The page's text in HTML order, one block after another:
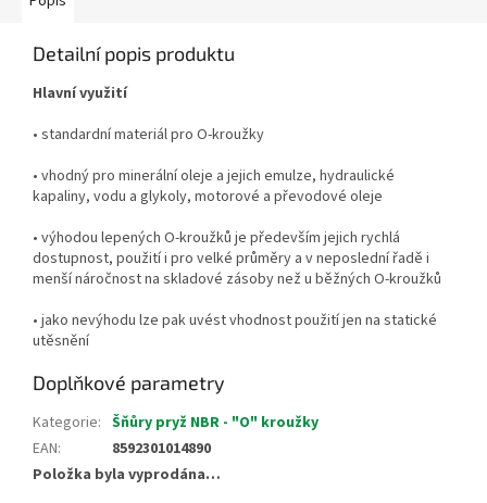
Detailní popis produktu
Hlavní využití
• standardní materiál pro O-kroužky
• vhodný pro minerální oleje a jejich emulze, hydraulické
kapaliny, vodu a glykoly, motorové a převodové oleje
• výhodou lepených O-kroužků je především jejich rychlá
dostupnost, použití i pro velké průměry a v neposlední řadě i
menší náročnost na skladové zásoby než u běžných O-kroužků
• jako nevýhodu lze pak uvést vhodnost použití jen na statické
utěsnění
Doplňkové parametry
Kategorie: Šňůry pryž NBR - "O" kroužky
EAN:
8592301014890
Položka byla vyprodána…